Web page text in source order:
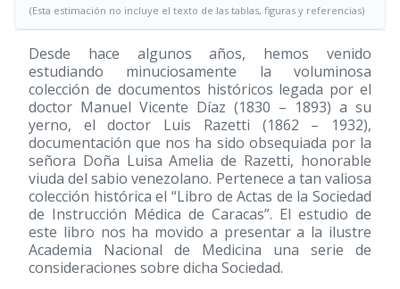
(Esta estimación no incluye el texto de las tablas, figuras y referencias)
Desde hace algunos años, hemos venido
estudiando minuciosamente la voluminosa
colección de documentos históricos legada por el
doctor Manuel Vicente Díaz (1830 – 1893) a su
yerno, el doctor Luis Razetti (1862 – 1932),
documentación que nos ha sido obsequiada por la
señora Doña Luisa Amelia de Razetti, honorable
viuda del sabio venezolano. Pertenece a tan valiosa
colección histórica el “Libro de Actas de la Sociedad
de Instrucción Médica de Caracas”. El estudio de
este libro nos ha movido a presentar a la ilustre
Academia Nacional de Medicina una serie de
consideraciones sobre dicha Sociedad.